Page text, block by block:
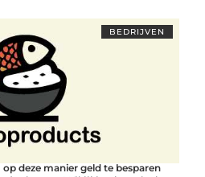
BEDRIJVEN
deze manier geld te besparen